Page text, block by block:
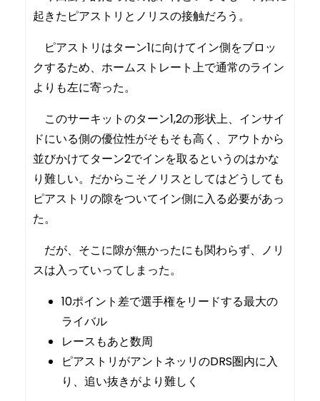
起きたピアストリとノリスの接触だろう。
ピアストリはターン1に向けてイン側をブロッ
クするため、ホームストレート上で通常のライン
よりも左に寄った。
このサーキットのターン1,2の形状上、インサイ
ドにいる側の優位性がそもそも高く、アウトから
並びかけてターン2でインを取るというのはかな
り難しい。だからこそノリスとしてはどうしても
ピアストリの隙をついてイン側に入る必要があっ
た。
だが、そこに隙が無かったにも関わらず、ノリ
スは入っていってしまった。
10ポイント差で選手権をリードする最大の
ライバル
レースもあと数周
ピアストリがアントネッリのDRS圏内に入
り、追い抜きがより難しく